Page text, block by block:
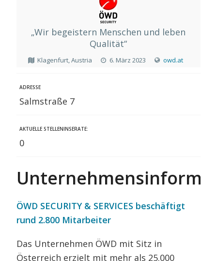
„Wir begeistern Menschen und leben
Qualität“
Klagenfurt, Austria 6. März 2023 owd.at
ADRESSE
Salmstraße 7
AKTUELLE STELLENINSERATE:
0
ÖWD SECURITY & SERVICES beschäftigt
rund 2.800 Mitarbeiter
Das Unternehmen ÖWD mit Sitz in
Österreich erzielt mit mehr als 25.000